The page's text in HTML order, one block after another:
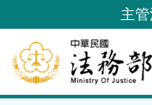
到
要
內
容
主